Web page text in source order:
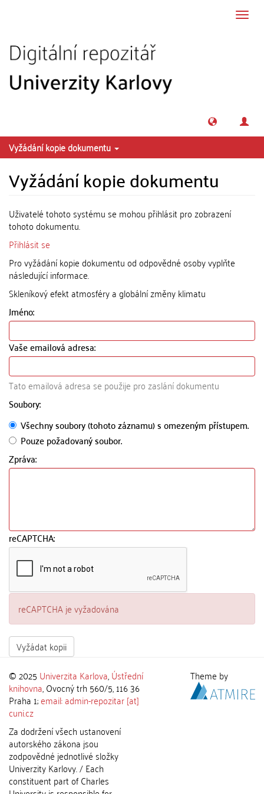
Vyžádání kopie dokumentu
Vyžádání kopie dokumentu
Uživatelé tohoto systému se mohou přihlásit pro zobrazení
tohoto dokumentu.
Přihlásit se
Pro vyžádání kopie dokumentu od odpovědné osoby vyplňte
následující informace.
Skleníkový efekt atmosféry a globální změny klimatu
Jméno:
Vaše emailová adresa:
Tato emailová adresa se použije pro zaslání dokumentu
Soubory:
Všechny soubory (tohoto záznamu) s omezeným přístupem.
Pouze požadovaný soubor.
Zpráva:
reCAPTCHA:
reCAPTCHA je vyžadována
Vyžádat kopii
© 2025 Univerzita Karlova,Ústřední
knihovna, Ovocný trh 560/5, 116 36
Praha 1;email: admin-repozitar [at]
cuni.cz
Za dodržení všech ustanovení
autorského zákona jsou
zodpovědné jednotlivé složky
Univerzity Karlovy. / Each
constituent part of Charles
Theme by